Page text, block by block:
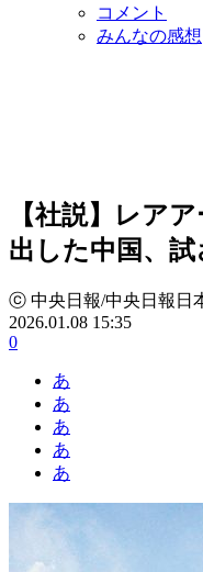
コメント
みんなの感想
【社説】レア
出した中国、
ⓒ 中央日報/中央日報日
2026.01.08 15:35
0
あ
あ
あ
あ
あ